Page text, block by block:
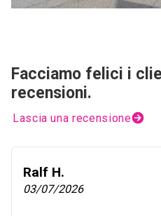
Facciamo felici i
recensioni.
Lascia una recensione
Ralf H.
03/07/2026